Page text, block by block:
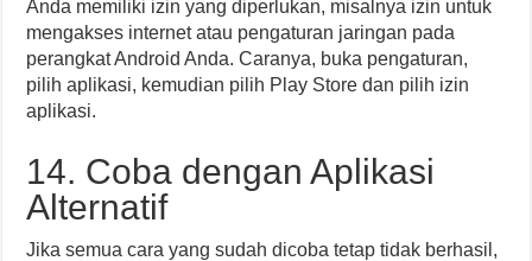
Anda memiliki izin yang diperlukan, misalnya izin untuk
mengakses internet atau pengaturan jaringan pada
perangkat Android Anda. Caranya, buka pengaturan,
pilih aplikasi, kemudian pilih Play Store dan pilih izin
aplikasi.
14. Coba dengan Aplikasi
Alternatif
Jika semua cara yang sudah dicoba tetap tidak berhasil,